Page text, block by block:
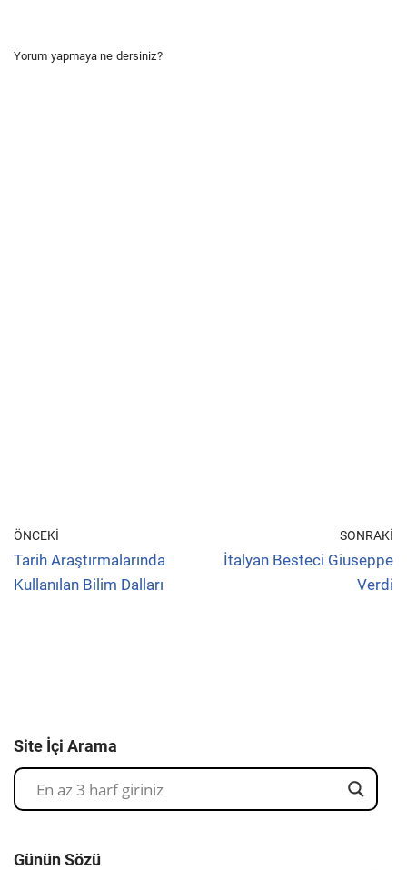
Yorum yapmaya ne dersiniz?
ÖNCEKI
Tarih Araştırmalarında
Kullanılan Bilim Dalları
SONRAKI
İtalyan Besteci Giuseppe
Verdi
Site İçi Arama
Günün Sözü